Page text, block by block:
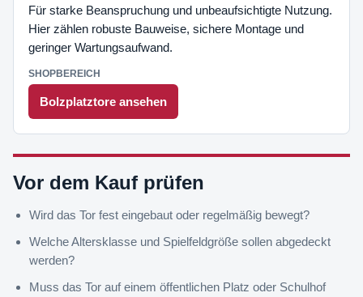
Für starke Beanspruchung und unbeaufsichtigte Nutzung.
Hier zählen robuste Bauweise, sichere Montage und
geringer Wartungsaufwand.
Bolzplatztore ansehen
Vor dem Kauf prüfen
Wird das Tor fest eingebaut oder regelmäßig bewegt?
Welche Altersklasse und Spielfeldgröße sollen abgedeckt
werden?
Muss das Tor auf einem öffentlichen Platz oder Schulhof